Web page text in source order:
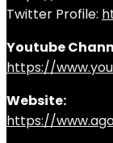
Twitter Profile:
Youtube
https://
Website:
https://